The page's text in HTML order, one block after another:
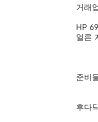
거래
HP
얼른
준비
후다